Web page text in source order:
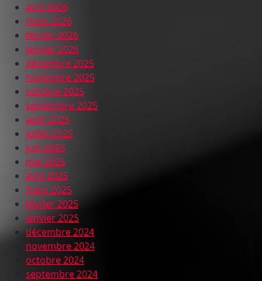
avril 2026
mars 2026
février 2026
janvier 2026
décembre 2025
novembre 2025
octobre 2025
septembre 2025
août 2025
juillet 2025
juin 2025
mai 2025
avril 2025
mars 2025
février 2025
janvier 2025
décembre 2024
novembre 2024
octobre 2024
septembre 2024